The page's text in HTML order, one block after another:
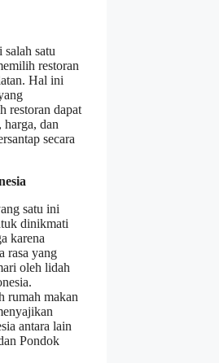
salah satu
restoran
Hal ini
restoran dapat
harga, dan
secara
satu ini
dinikmati
karena
rasa yang
oleh lidah
rumah makan
antara lain
Pondok